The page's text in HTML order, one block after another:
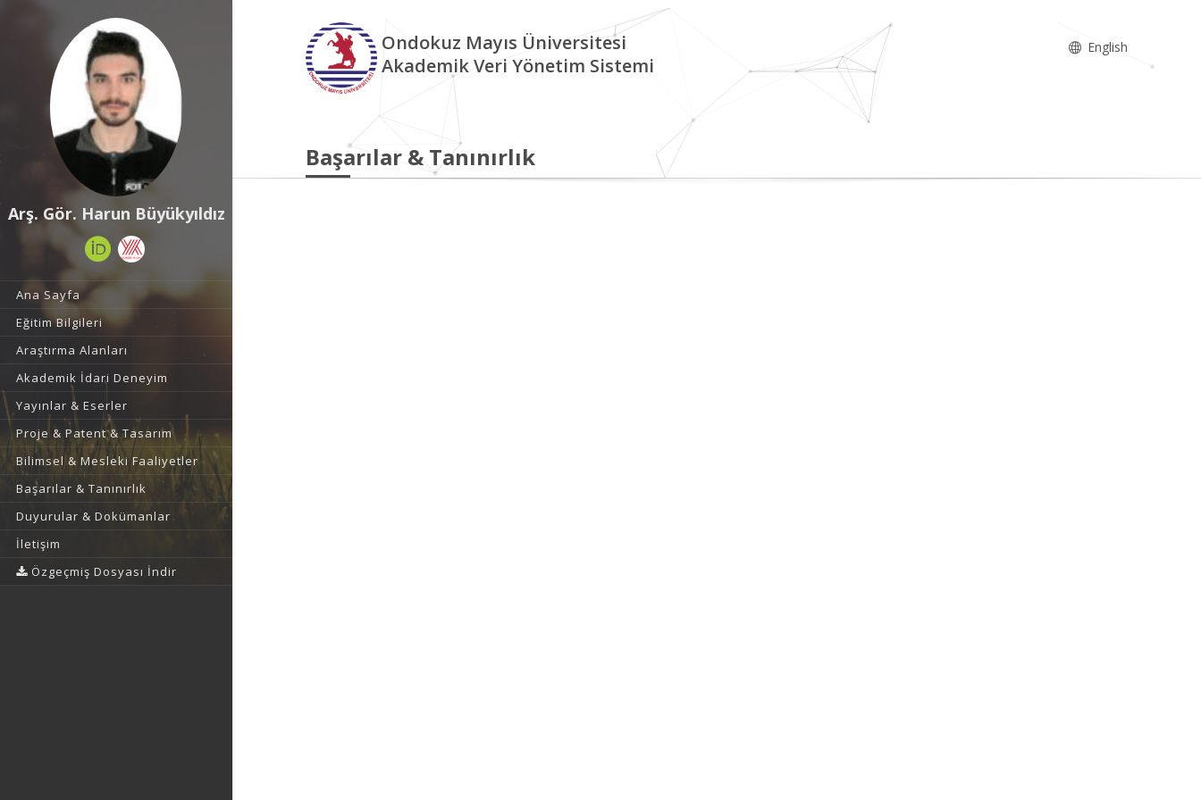
Arş. Gör. Harun Büyükyıldız
Ana Sayfa
Eğitim Bilgileri
Araştırma Alanları
Akademik İdari Deneyim
Yayınlar & Eserler
Proje & Patent & Tasarım
Bilimsel & Mesleki Faaliyetler
Başarılar & Tanınırlık
Duyurular & Dokümanlar
İletişim
Özgeçmiş Dosyası İndir
Ondokuz Mayıs Üniversitesi
Akademik Veri Yönetim Sistemi
English
Başarılar & Tanınırlık